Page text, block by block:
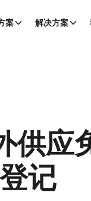
案 解决方案
应
记